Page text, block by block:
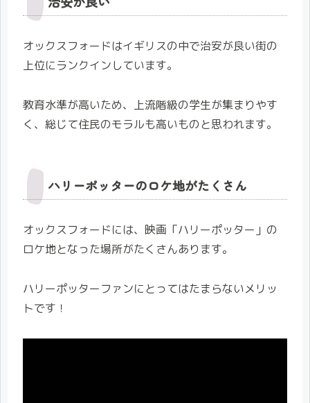
オックスフォードはイギリスの中で治安が良い街の
上位にランクインしています。
教育水準が高いため、上流階級の学生が集まりやす
く、総じて住民のモラルも高いものと思われます。
ハリーポッターのロケ地がたくさん
オックスフォードには、映画「ハリーポッター」の
ロケ地となった場所がたくさんあります。
ハリーポッターファンにとってはたまらないメリッ
トです！